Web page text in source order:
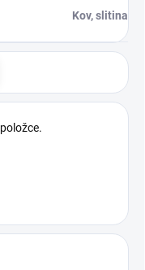
Kov, slitina